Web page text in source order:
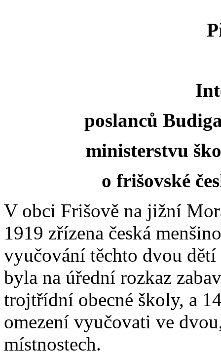
poslanců
ministerstvu
o frišovské
V obci Frišově na jižní
1919 zřízena česká
vyučování těchto dvou
byla na úřední rozkaz
trojtřídní obecné školy, a
omezení vyučovati ve
místnostech.